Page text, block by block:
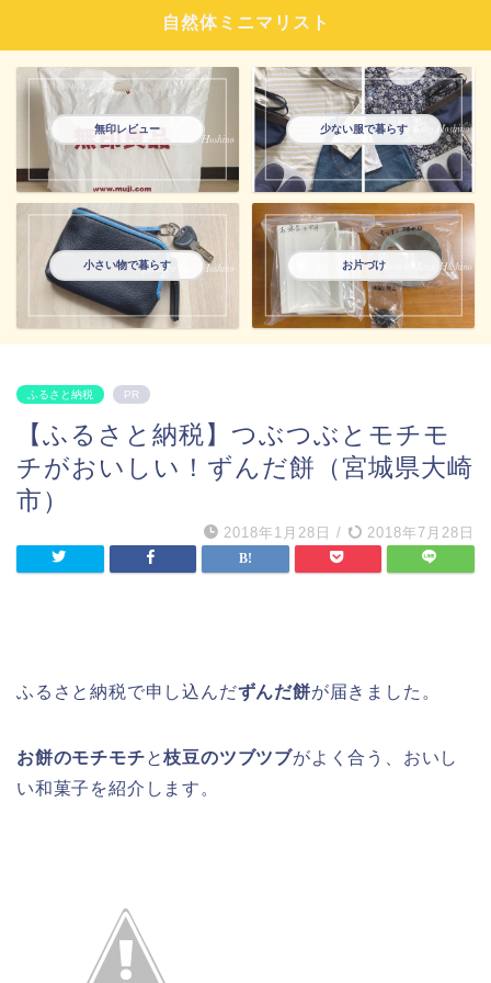
自然体ミニマリスト
無印レビュー 少ない服で暮らす
小さい物で暮らす お片づけ
ふるさと納税 PR
【ふるさと納税】つぶつぶとモチモ
チがおいしい！ずんだ餅（宮城県大崎
市）
2018年1月28日 / 2018年7月28日
ふるさと納税で申し込んだずんだ餅が届きました。
お餅のモチモチと枝豆のツブツブがよく合う、おいし
い和菓子を紹介します。